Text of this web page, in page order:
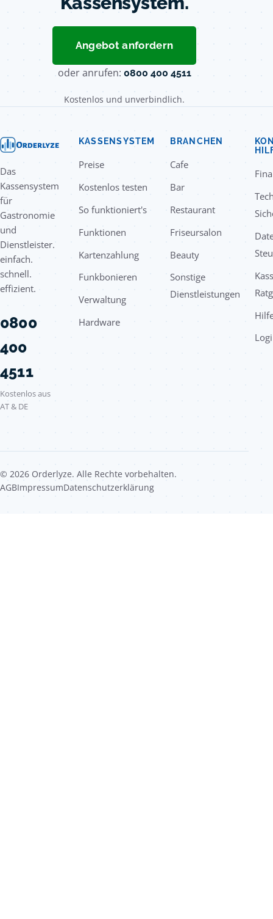
Angebot anfordern
oder anrufen: 0800 400 4511
Kostenlos und unverbindlich.
Das
Kassensystem
für
Gastronomie
und
Dienstleister.
einfach.
schnell.
effizient.
0800
400
4511
Kostenlos aus
AT & DE
KASSENSYSTEM
Preise
Kostenlos testen
So funktioniert's
Funktionen
Kartenzahlung
Funkbonieren
Verwaltung
Hardware
BRANCHEN
Cafe
Bar
Restaurant
Friseursalon
Beauty
Sonstige
Dienstleistungen
© 2026 Orderlyze. Alle Rechte vorbehalten.
AGBImpressumDatenschutzerklärung